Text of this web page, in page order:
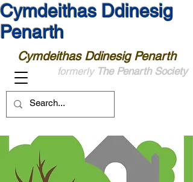
Cymdeithas Ddinesig
Penarth
Cymdeithas Ddinesig Penarth
formerly The Penarth Society